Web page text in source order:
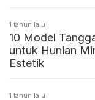
1 tahun lalu
10 Model
untuk Hunian
Estetik
1 tahun lalu